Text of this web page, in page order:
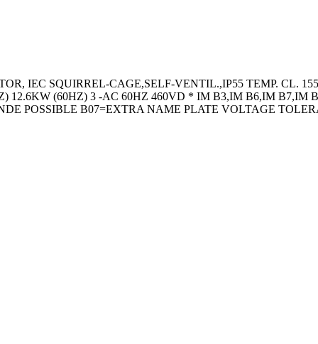
IEC SQUIRREL-CAGE,SELF-VENTIL.,IP55 TEMP. CL.
12.6KW (60HZ) 3 -AC 60HZ 460VD * IM B3,IM B6,IM B7,IM
POSSIBLE B07=EXTRA NAME PLATE VOLTAGE